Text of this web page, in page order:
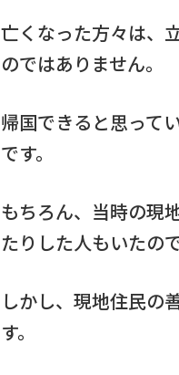
亡くなった方々は、
のではありません。
帰国できると思って
です。
もちろん、当時の現
たりした人もいたの
しかし、現地住民の
す。